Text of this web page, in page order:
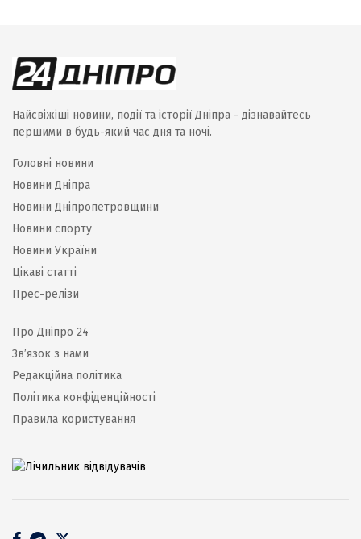
Найсвіжіші новини, події та історії Дніпра - дізнавайтесь
першими в будь-який час дня та ночі.
Головні новини
Новини Дніпра
Новини Дніпропетровщини
Новини спорту
Новини України
Цікаві статті
Прес-релізи
Про Дніпро 24
Зв’язок з нами
Редакційна політика
Політика конфіденційності
Правила користування